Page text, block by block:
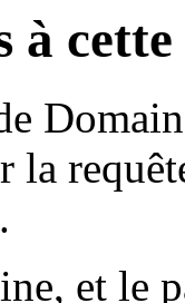
à
la
et le